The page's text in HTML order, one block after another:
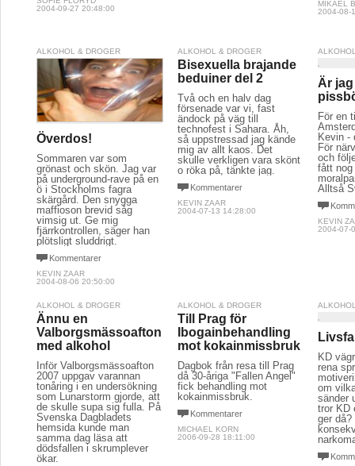
2004-09-27 20:48:00
MIKAEL
2004-08-
ALKOHOL & DROGER
Överdos!
Sommaren var som
grönast och skön. Jag var
på underground-rave på en
ö i Stockholms fagra
skärgård. Den snygga
maffioson brevid såg
vimsig ut. Ge mig
fjärrkontrollen, säger han
plötsligt sluddrigt.
Kommentarer
KEVIN ZAAR
2004-08-06 20:50:00
ALKOHOL & DROGER
Bisexuella brajande
beduiner del 2
Två och en halv dag
försenade var vi, fast
ändock på väg till
technofest i Sahara. Åh,
så uppstressad jag kände
mig av allt kaos. Det
skulle verkligen vara skönt
o röka på, tänkte jag.
Kommentarer
KEVIN ZAAR
2004-07-13 14:28:00
Är
För en
Kevin -
För
och
fått
Alltså
KEVIN
2004-07-
ALKOHOL & DROGER
Ännu en
Valborgsmässoafton
med alkohol
Inför Valborgsmässoafton
2007 uppgav varannan
tonåring i en undersökning
som Lunarstorm gjorde, att
de skulle supa sig fulla. På
Svenska Dagbladets
hemsida kunde man
samma dag läsa att
dödsfallen i skrumplever
ökar.
ALKOHOL & DROGER
Till Prag för
Ibogainbehandling
mot kokainmissbruk
Dagbok från resa till Prag
då 30-åriga "Fallen Angel"
fick behandling mot
kokainmissbruk.
Kommentarer
MICHAEL KORN
2006-09-28 18:11:00
KD
rena
om
sänder
tror KD
ger